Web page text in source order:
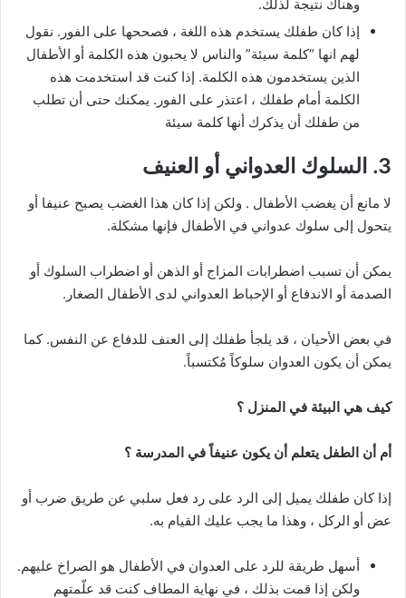
وهناك نتيجة لذلك.
إذا كان طفلك يستخدم هذه اللغة ، فصححها على الفور. نقول
لهم انها “كلمة سيئة” والناس لا يحبون هذه الكلمة أو الأطفال
الذين يستخدمون هذه الكلمة. إذا كنت قد استخدمت هذه
الكلمة أمام طفلك ، اعتذر على الفور. يمكنك حتى أن تطلب
من طفلك أن يذكرك أنها كلمة سيئة
3. السلوك العدواني أو العنيف
لا مانع أن يغضب الأطفال . ولكن إذا كان هذا الغضب يصبح عنيفا أو
يتحول إلى سلوك عدواني في الأطفال فإنها مشكلة.
يمكن أن تسبب اضطرابات المزاج أو الذهن أو اضطراب السلوك أو
الصدمة أو الاندفاع أو الإحباط العدواني لدى الأطفال الصغار.
في بعض الأحيان ، قد يلجأ طفلك إلى العنف للدفاع عن النفس. كما
يمكن أن يكون العدوان سلوكاً مُكتسباً.
كيف هي البيئة في المنزل ؟
أم أن الطفل يتعلم أن يكون عنيفاً في المدرسة ؟
إذا كان طفلك يميل إلى الرد على رد فعل سلبي عن طريق ضرب أو
عض أو الركل ، وهذا ما يجب عليك القيام به.
أسهل طريقة للرد على العدوان في الأطفال هو الصراخ عليهم.
ولكن إذا قمت بذلك ، في نهاية المطاف كنت قد علّمتهم